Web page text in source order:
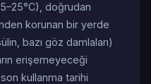
doğrudan
korunan bir yerde
bazı göz damlaları)
erişemeyeceği
kullanma tarihi